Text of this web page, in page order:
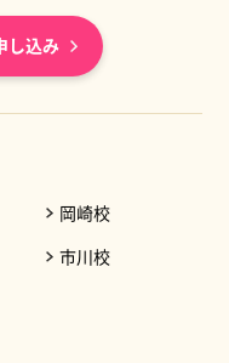
し込み
岡崎校
市川校